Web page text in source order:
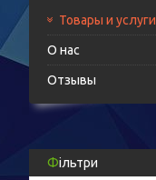
Товары и услуги
О нас
Отзывы
Фільтри